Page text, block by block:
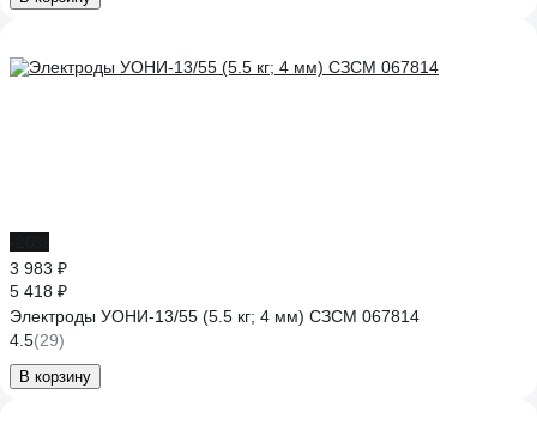
3 983 ₽
5 418 ₽
Электроды УОНИ-13/55 (5.5 кг; 4 мм) СЗСМ 067814
4.5(29)
В корзину